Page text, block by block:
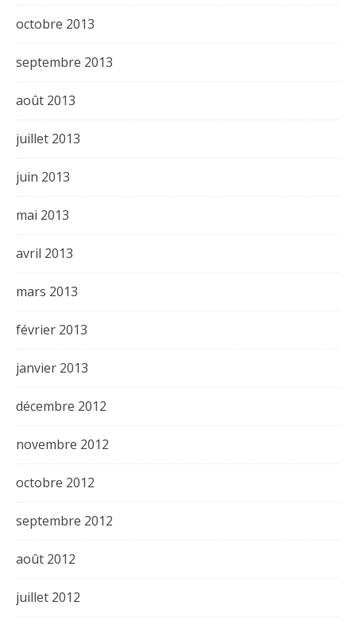
octobre 2013
septembre 2013
août 2013
juillet 2013
juin 2013
mai 2013
avril 2013
mars 2013
février 2013
janvier 2013
décembre 2012
novembre 2012
octobre 2012
septembre 2012
août 2012
juillet 2012